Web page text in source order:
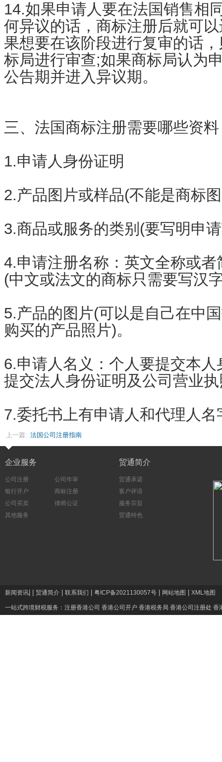
14.如果申请人要在法国销售相
何异议的话，商标注册后就可
果想要在该阶段进行复审的话
标局进行审查;如果商标局认为
公告期并进入异议期。
三、法国商标注册需要哪些资料
1.申请人身份证明
2.产品图片或样品(不能是商标
3.商品或服务的类别(要写明申
4.申请注册名称：英文全称或
(中文或法文的商标只需要写汉
5.产品的图片(可以是自己在中
购买的产品照片)。
6.申请人名义：个人要提交本
提交法人身份证明及公司营业
7.委托书上有申请人和代理人
上一篇: 法国公司注册指南
企业服务
公司注册
公司年审
银行开户
商标注册
公司买卖
律师公证
其他服务
贸通简介
贸通承诺
客户评语
服务宗旨
贸通特色
新闻资讯 贸通简介 联系我们 粤ICP备2021130057号 网站地图 XML地图
一站式跨境财税服务： 注册香港公司 香港公司开户 香港税务局 香港公司注册处 香